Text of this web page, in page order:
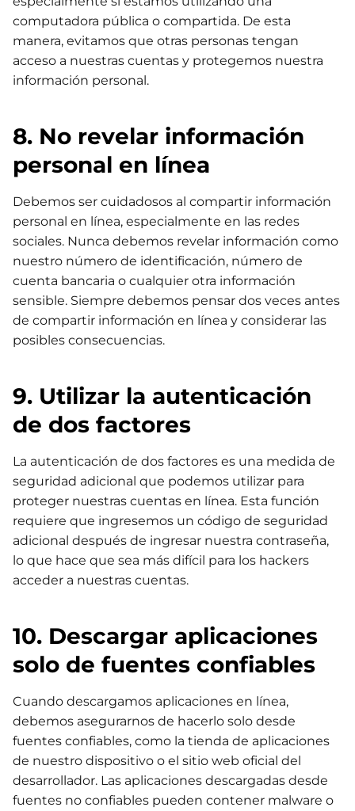
computadora pública o compartida. De esta
manera, evitamos que otras personas tengan
acceso a nuestras cuentas y protegemos nuestra
información personal.
8. No revelar información
personal en línea
Debemos ser cuidadosos al compartir información
personal en línea, especialmente en las redes
sociales. Nunca debemos revelar información como
nuestro número de identificación, número de
cuenta bancaria o cualquier otra información
sensible. Siempre debemos pensar dos veces antes
de compartir información en línea y considerar las
posibles consecuencias.
9. Utilizar la autenticación
de dos factores
La autenticación de dos factores es una medida de
seguridad adicional que podemos utilizar para
proteger nuestras cuentas en línea. Esta función
requiere que ingresemos un código de seguridad
adicional después de ingresar nuestra contraseña,
lo que hace que sea más difícil para los hackers
acceder a nuestras cuentas.
10. Descargar aplicaciones
solo de fuentes confiables
Cuando descargamos aplicaciones en línea,
debemos asegurarnos de hacerlo solo desde
fuentes confiables, como la tienda de aplicaciones
de nuestro dispositivo o el sitio web oficial del
desarrollador. Las aplicaciones descargadas desde
fuentes no confiables pueden contener malware o